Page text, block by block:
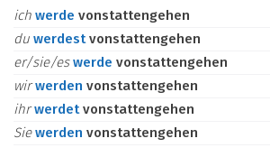
ich werde vonstattengehen
du werdestvonstattengehen
er/sie/eswerde vonstattengehen
wirwerden vonstattengehen
ihrwerdetvonstattengehen
Siewerden vonstattengehen